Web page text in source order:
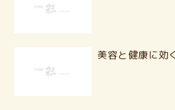
美容と健康に効